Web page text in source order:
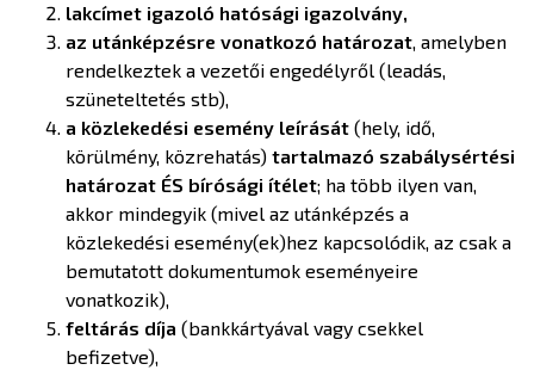
lakcímet igazoló hatósági igazolvány,
az utánképzésre vonatkozó határozat, amelyben
rendelkeztek a vezetői engedélyről (leadás,
szüneteltetés stb),
a közlekedési esemény leírását (hely, idő,
körülmény, közrehatás) tartalmazó szabálysértési
határozat ÉS bírósági ítélet; ha több ilyen van,
akkor mindegyik (mivel az utánképzés a
közlekedési esemény(ek)hez kapcsolódik, az csak a
bemutatott dokumentumok eseményeire
vonatkozik),
feltárás díja (bankkártyával vagy csekkel
befizetve),